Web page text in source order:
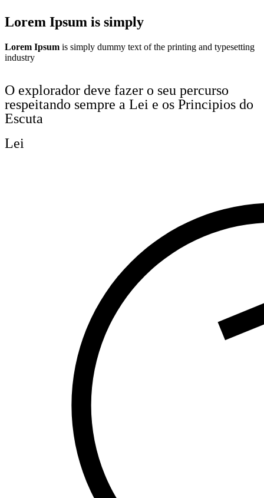
Lorem Ipsum is simply
Lorem Ipsum is simply dummy text of the printing and typesetting
industry
O explorador deve fazer o seu percurso
respeitando sempre a Lei e os Principios do
Escuta
Lei